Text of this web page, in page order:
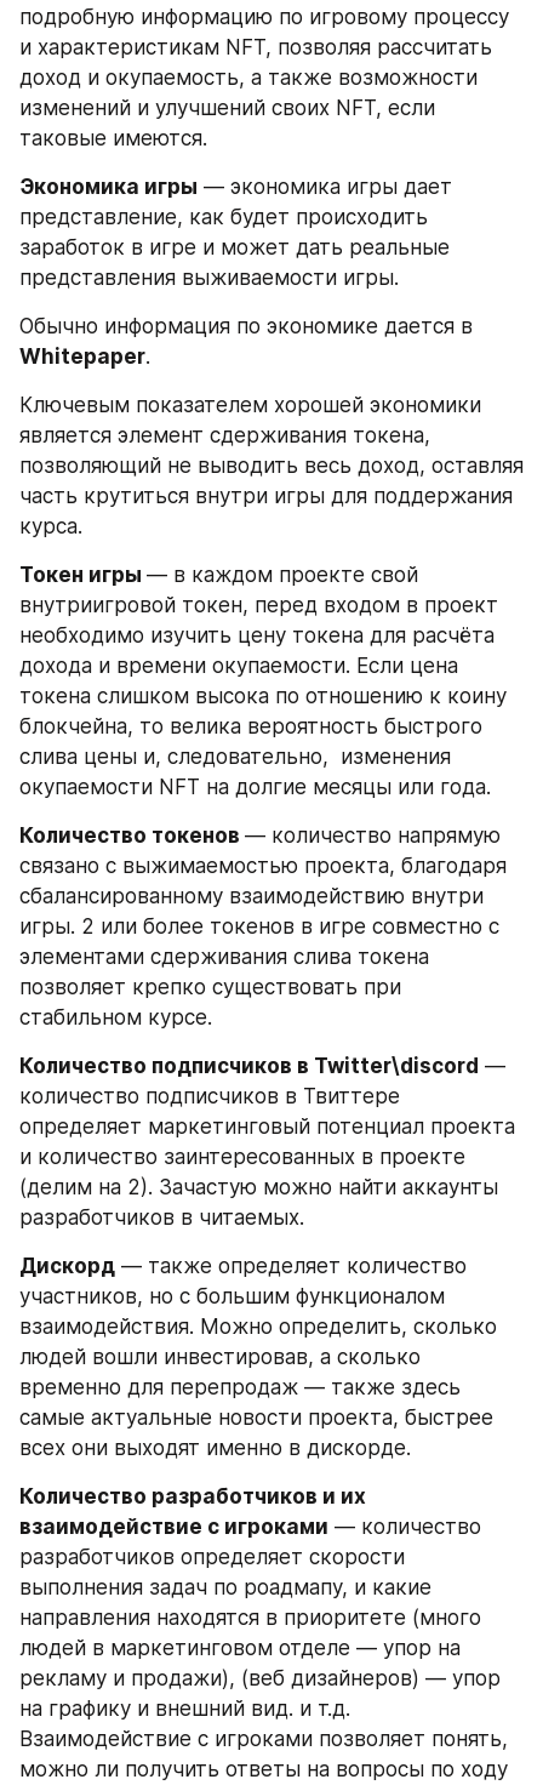
подробную информацию по игровому процессу
и характеристикам NFT, позволяя рассчитать
доход и окупаемость, а также возможности
изменений и улучшений своих NFT, если
таковые имеются.
Экономика игры — экономика игры дает
представление, как будет происходить
заработок в игре и может дать реальные
представления выживаемости игры.
Whitepaper.
Ключевым показателем хорошей экономики
является элемент сдерживания токена,
позволяющий не выводить весь доход, оставляя
часть крутиться внутри игры для поддержания
курса.
Токен игры — в каждом проекте свой
внутриигровой токен, перед входом в проект
необходимо изучить цену токена для расчёта
дохода и времени окупаемости. Если цена
токена слишком высока по отношению к коину
блокчейна, то велика вероятность быстрого
слива цены и, следовательно,  изменения
окупаемости NFT на долгие месяцы или года.
Количество токенов — количество напрямую
связано с выжимаемостью проекта, благодаря
сбалансированному взаимодействию внутри
игры. 2 или более токенов в игре совместно с
элементами сдерживания слива токена
позволяет крепко существовать при
стабильном курсе.
Количество подписчиков в Twitter\discord —
количество подписчиков в Твиттере
определяет маркетинговый потенциал проекта
и количество заинтересованных в проекте
(делим на 2). Зачастую можно найти аккаунты
разработчиков в читаемых.
Дискорд — также определяет количество
участников, но с большим функционалом
взаимодействия. Можно определить, сколько
людей вошли инвестировав, а сколько
временно для перепродаж — также здесь
самые актуальные новости проекта, быстрее
всех они выходят именно в дискорде.
Количество разработчиков и их
взаимодействие с игроками — количество
разработчиков определяет скорости
выполнения задач по роадмапу, и какие
направления находятся в приоритете (много
людей в маркетинговом отделе — упор на
рекламу и продажи), (веб дизайнеров) — упор
на графику и внешний вид. и т.д.
Взаимодействие с игроками позволяет понять,
можно ли получить ответы на вопросы по ходу